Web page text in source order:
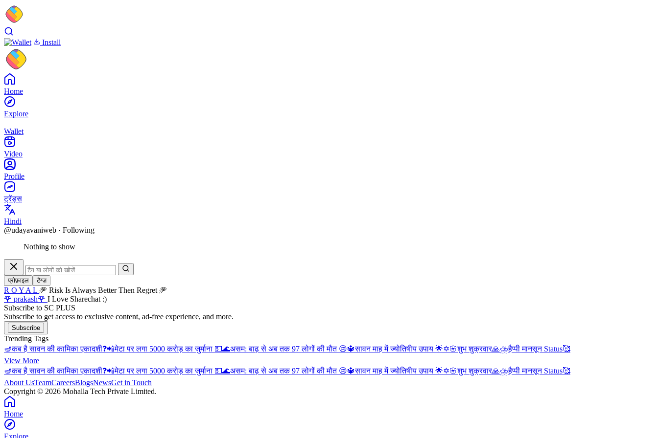
Install
Home
Explore
Wallet
Video
Profile
ट्रेंड्स
Hindi
@udayavaniweb · Following
Nothing to show
प्रोफ़ाइल टैग्ज़
R O Y A L 🥏 Risk Is Always Better Then Regret 🥏
🌹 prakash🌹 I Love Sharechat :)
Subscribe to SC PLUS
Subscribe to get access to exclusive content, ad-free experience, and more.
Subscribe
Trending Tags
🪔कब है सावन की कामिका एकादशी❓📲मेटा पर लगा 5000 करोड़ का जुर्माना 💵🌊असम: बाढ़ से अब तक 97 लोगों की मौत 😢🔱सावन माह में ज्योतिषीय उपाय 🌟✡️🌸शुभ शुक्रवार🙏⛈️हैप्पी मानसून Status🥰
View More
🪔कब है सावन की कामिका एकादशी❓📲मेटा पर लगा 5000 करोड़ का जुर्माना 💵🌊असम: बाढ़ से अब तक 97 लोगों की मौत 😢🔱सावन माह में ज्योतिषीय उपाय 🌟✡️🌸शुभ शुक्रवार🙏⛈️हैप्पी मानसून Status🥰
About UsTeamCareersBlogsNewsGet in Touch
Copyright © 2026 Mohalla Tech Private Limited.
Home
Explore